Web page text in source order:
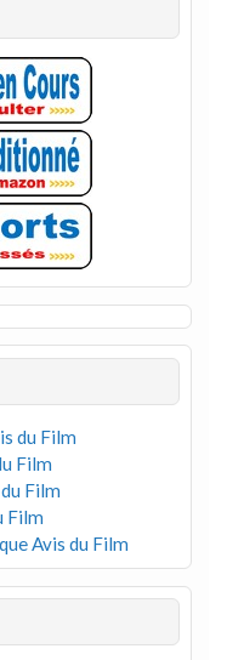
du Film
Film
Film
Film
Avis du Film